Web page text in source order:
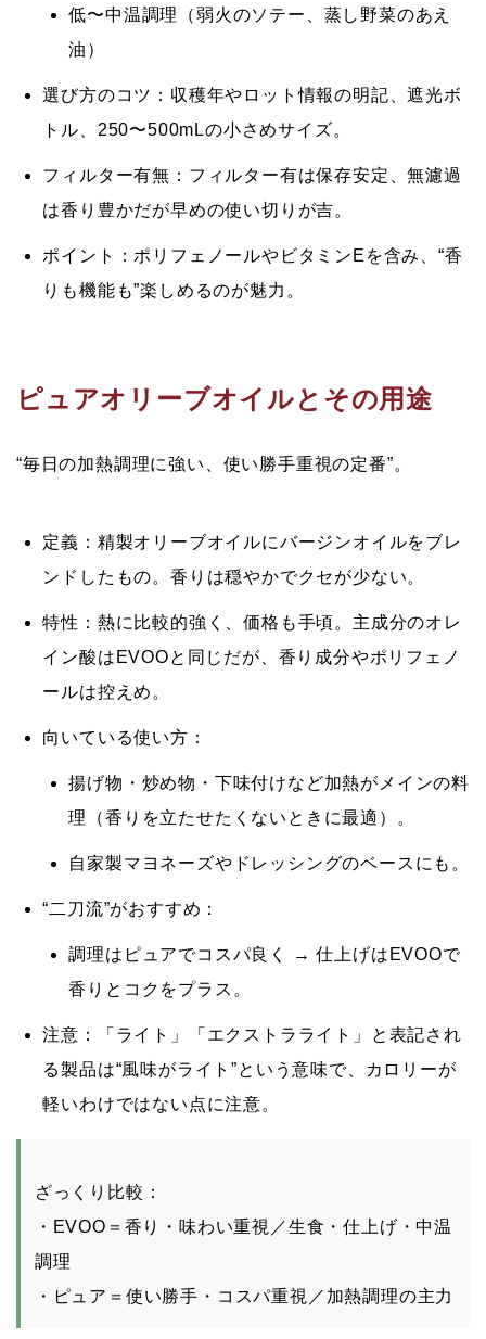
低〜中温調理（弱火のソテー、蒸し野菜のあえ
油）
選び方のコツ： 収穫年やロット情報の明記、遮光ボ
トル、250〜500mLの小さめサイズ。
フィルター有無： フィルター有は保存安定、無濾過
は香り豊かだが早めの使い切りが吉。
ポイント： ポリフェノールやビタミンEを含み、 “香
りも機能も”楽しめるのが魅力。
ピュアオリーブオイルとその用途
“毎日の加熱調理に強い、使い勝手重視の定番”。
定義： 精製オリーブオイルにバージンオイルをブレ
ンド したもの。香りは穏やかでクセが少ない。
特性： 熱に比較的強く、価格も手頃。主成分のオレ
イン酸はEVOOと同じだが、香り成分やポリフェノ
ールは控えめ。
向いている使い方：
揚げ物・炒め物・下味付けなど加熱がメインの料
理（香りを立たせたくないときに最適）。
自家製マヨネーズや ドレッシングのベースにも。
“二刀流”がおすすめ：
調理はピュアでコスパ良く →仕上げはEVOOで
香りとコクをプラス。
注意：
「ライト」「エクストラライト」と表記され
る製品は“風味がライト”という意味で、
カロリーが
軽いわけではない 点に注意。
ざっくり比較 ：
・ EVOO ＝香り・味わい重視／生食・仕上げ・中温
調理
・ ピュア ＝使い勝手・コスパ重視／加熱調理の主力